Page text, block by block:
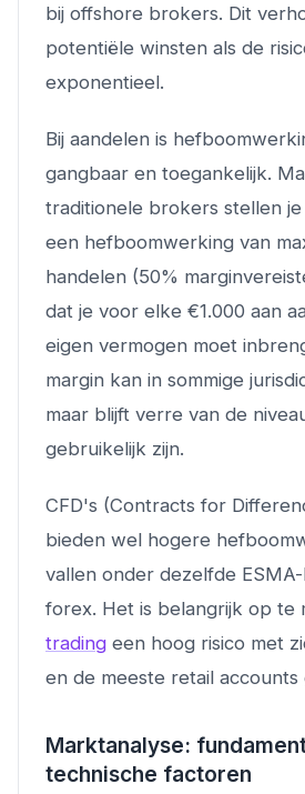
bij offshore brokers. Dit
potentiële winsten als de
exponentieel.
Bij aandelen is
gangbaar en toegankelijk.
traditionele brokers stellen je
een hefboomwerking van
handelen (50%
dat je voor elke €1.000 aan
eigen vermogen moet
margin kan in sommige
maar blijft verre van de
gebruikelijk zijn.
CFD's (Contracts for
bieden wel hogere
vallen onder dezelfde
forex. Het is belangrijk op te
trading een hoog risico met
en de meeste retail accounts
Marktanalyse:
technische factoren